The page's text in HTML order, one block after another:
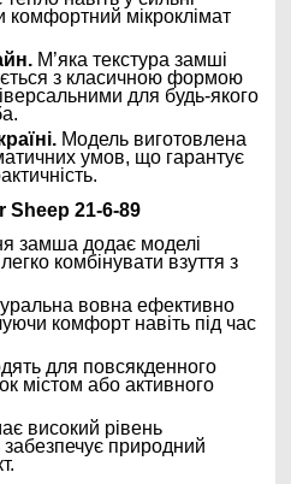
мікроклімат
М’яка текстура замші
з класичною формою
для будь-якого
Модель виготовлена
умов, що гарантує
Sheep 21-6-89
замша додає моделі
комбінувати взуття з
вовна ефективно
комфорт навіть під час
для повсякденного
містом або активного
високий рівень
забезпечує природний